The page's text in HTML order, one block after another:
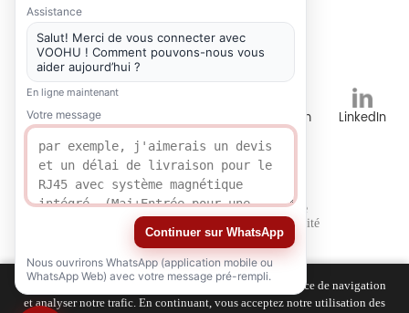
Médias sociaux
Tik
Tok
YouTube Instagram LinkedIn
Ressources
humaines
Politique de
confidentialité
Nous utilisons des cookies pour améliorer votre expérience de navigation
et analyser notre trafic. En continuant, vous acceptez notre utilisation des
Assistance
Salut! Merci de vous connecter avec
VOOHU ! Comment pouvons-nous vous
aider aujourd’hui ?
En ligne maintenant
Votre message
Continuer sur WhatsApp
Nous ouvrirons WhatsApp (application mobile ou
WhatsApp Web) avec votre message pré-rempli.